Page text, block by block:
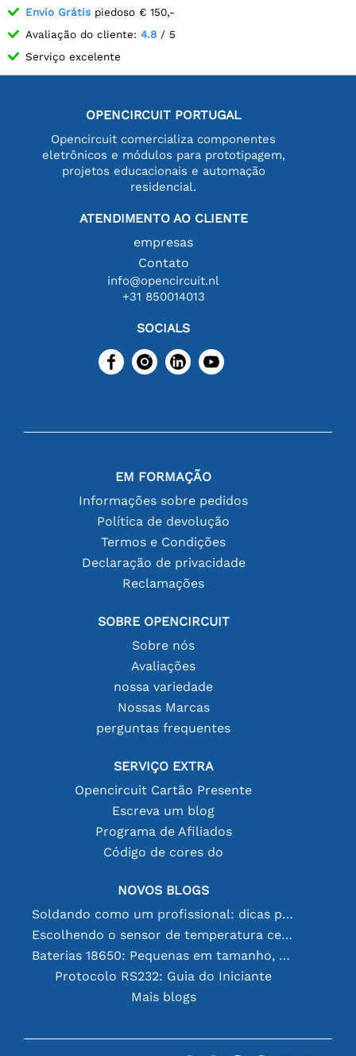
Envio Grátis piedoso € 150,-
Avaliação do cliente: 4.8 / 5
Serviço excelente
OPENCIRCUIT PORTUGAL
Opencircuit comercializa componentes
eletrônicos e módulos para prototipagem,
projetos educacionais e automação
residencial.
ATENDIMENTO AO CLIENTE
empresas
Contato
info@opencircuit.nl
+31 850014013
SOCIALS
EM FORMAÇÃO
Informações sobre pedidos
Política de devolução
Termos e Condições
Declaração de privacidade
Reclamações
SOBRE OPENCIRCUIT
Sobre nós
Avaliações
nossa variedade
Nossas Marcas
perguntas frequentes
SERVIÇO EXTRA
Opencircuit Cartão Presente
Escreva um blog
Programa de Afiliados
Código de cores do
NOVOS BLOGS
Soldando como um profissional: dicas para conexões eletrônicas perfeitas
Escolhendo o sensor de temperatura certo [youtube]
Baterias 18650: Pequenas em tamanho, grandes em desempenho
Protocolo RS232: Guia do Iniciante
Mais blogs